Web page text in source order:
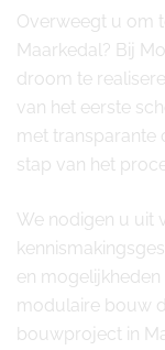
Overweegt u om
Maarkedal? Bij
droom te
van het eerste
met transparante
stap van het
We nodigen u uit
en
modulaire bouw
bouwproject in